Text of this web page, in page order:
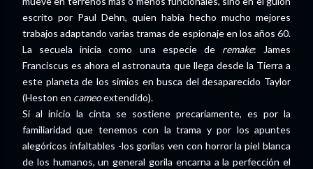
escrito por Paul Dehn, quien había hecho mucho mejores
trabajos adaptando varias tramas de espionaje en los años 60.
La secuela inicia como una especie de remake: James
Franciscus es ahora el astronauta que llega desde la Tierra a
este planeta de los simios en busca del desaparecido Taylor
(Heston en cameoextendido).
Si al inicio la cinta se sostiene precariamente, es por la
familiaridad que tenemos con la trama y por los apuntes
alegóricos infaltables -los gorilas ven con horror la piel blanca
de los humanos, un general gorila encarna a la perfección el